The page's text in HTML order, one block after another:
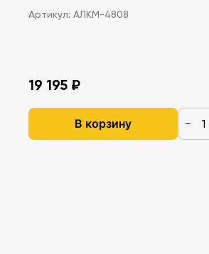
Артикул: АЛКМ-4808
19 195 ₽
В корзину −